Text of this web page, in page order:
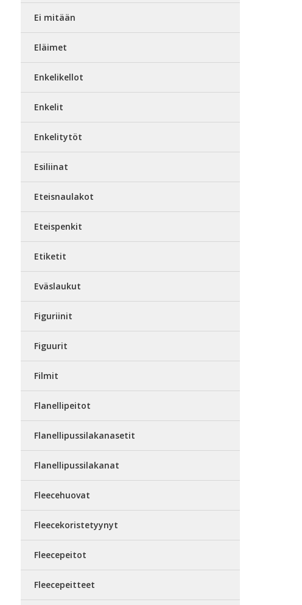
Ei mitään
Eläimet
Enkelikellot
Enkelit
Enkelitytöt
Esiliinat
Eteisnaulakot
Eteispenkit
Etiketit
Eväslaukut
Figuriinit
Figuurit
Filmit
Flanellipeitot
Flanellipussilakanasetit
Flanellipussilakanat
Fleecehuovat
Fleecekoristetyynyt
Fleecepeitot
Fleecepeitteet